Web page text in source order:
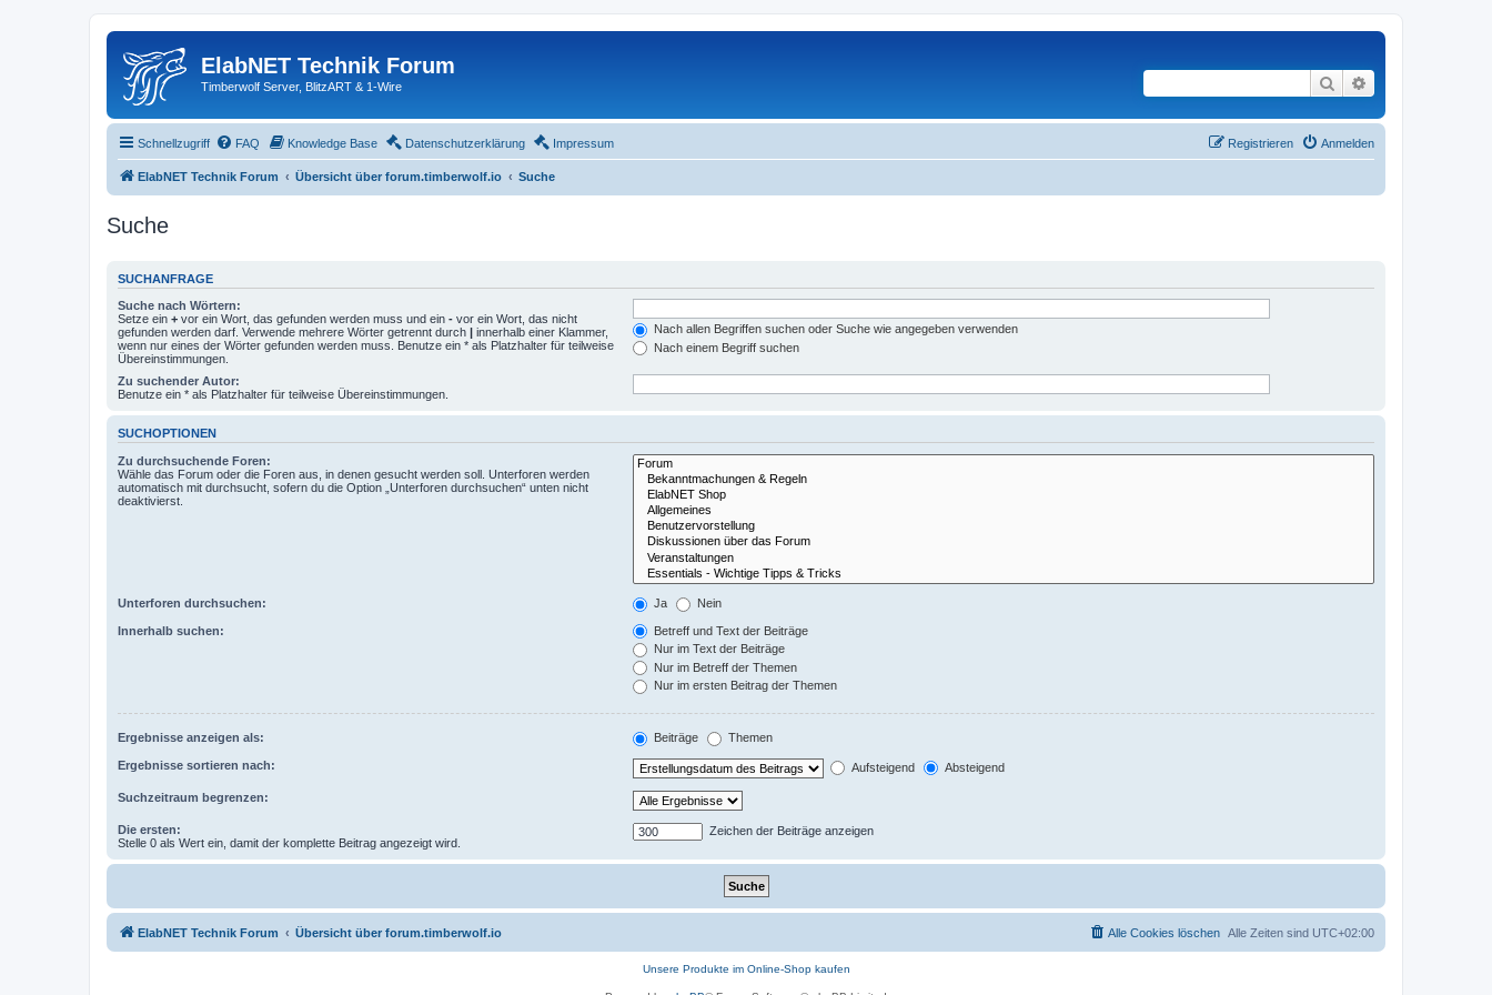
ElabNET Technik Forum
Timberwolf Server, BlitzART & 1-Wire Suche
Schnellzugriff FAQ Knowledge Base Datenschutzerklärung Impressum Anmelden
Registrieren
ElabNET Technik Forum Übersicht über forum.timberwolf.io Suche
Suche
SUCHANFRAGE
Suche nach Wörtern:
Setze ein + vor ein Wort, das gefunden werden muss und ein - vor ein Wort, das nicht
gefunden werden darf. Verwende mehrere Wörter getrennt durch | innerhalb einer Klammer,
wenn nur eines der Wörter gefunden werden muss. Benutze ein * als Platzhalter für teilweise
Übereinstimmungen.
Nach allen Begriffen suchen oder Suche wie angegeben verwenden
Nach einem Begriff suchen
Zu suchender Autor:
Benutze ein * als Platzhalter für teilweise Übereinstimmungen.
SUCHOPTIONEN
Zu durchsuchende Foren:
Wähle das Forum oder die Foren aus, in denen gesucht werden soll. Unterforen werden
automatisch mit durchsucht, sofern du die Option „Unterforen durchsuchen“ unten nicht
deaktivierst.
Unterforen durchsuchen: Ja Nein
Innerhalb suchen:
Betreff und Text der Beiträge
Nur im Text der Beiträge
Nur im Betreff der Themen
Nur im ersten Beitrag der Themen
Ergebnisse anzeigen als: Beiträge Themen
Ergebnisse sortieren nach: Aufsteigend Absteigend
Suchzeitraum begrenzen:
Die ersten:
Stelle 0 als Wert ein, damit der komplette Beitrag angezeigt wird.
Zeichen der Beiträge anzeigen
ElabNET Technik Forum Übersicht über forum.timberwolf.io Alle Zeiten sind UTC+02:00
Alle Cookies löschen
Unsere Produkte im Online-Shop kaufen